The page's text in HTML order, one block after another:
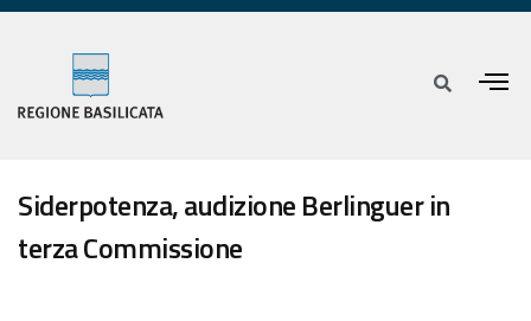
Siderpotenza, audizione Berlinguer in
terza Commissione